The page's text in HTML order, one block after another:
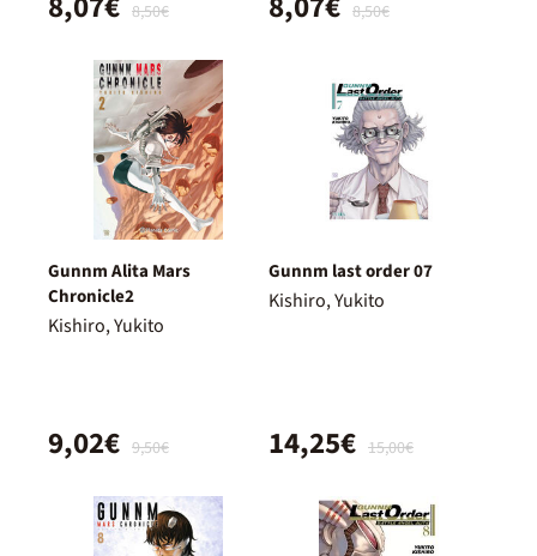
8,50€ 8,50€
Gunnm Alita Mars
Chronicle2
Kishiro, Yukito
9,50€
9,02€
Gunnm last order 07
Kishiro, Yukito
15,00€
14,25€